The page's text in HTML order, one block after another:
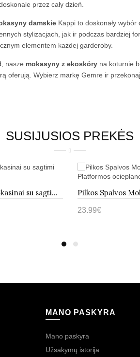
przez cały dzień.
damskie Kappi to doskonały
stylizacjach, jak ir podczas bardziej
elementem każdej garderoby.
nasze mokasyny z ekoskóry na koturnie
oferują. Wybierz markę Gemre ir
SUSIJUSIOS PREKĖS
Tamsiai mėlyni mokasinai su sagtimi Cardoso
23.99€
MANO PASKYRA
Mano paskyra
Užsakymų istorija